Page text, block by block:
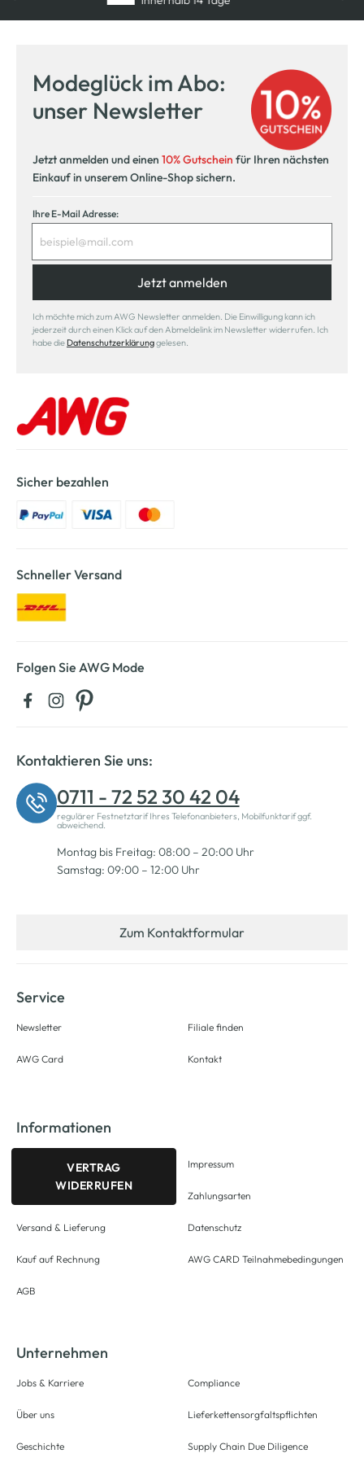
Modeglück im Abo:
unser Newsletter
Jetzt anmelden und einen 10% Gutschein für Ihren nächsten
Einkauf in unserem Online-Shop sichern.
Ihre E-Mail Adresse:
Jetzt anmelden
Ich möchte mich zum AWG Newsletter anmelden. Die Einwilligung kann ich
jederzeit durch einen Klick auf den Abmeldelink im Newsletter widerrufen. Ich
habe die Datenschutzerklärunggelesen.
Sicher bezahlen
Schneller Versand
Folgen Sie AWG Mode
Kontaktieren Sie uns:
0711 - 72 52 30 42 04
regulärer Festnetztarif Ihres Telefonanbieters, Mobilfunktarif ggf.
abweichend.
Montag bis Freitag: 08:00 – 20:00 Uhr
Samstag: 09:00 – 12:00 Uhr
Zum Kontaktformular
Service
Newsletter
AWG Card
Filiale finden
Kontakt
Informationen
VERTRAG
WIDERRUFEN
Versand & Lieferung
Kauf auf Rechnung
AGB
Impressum
Zahlungsarten
Datenschutz
AWG CARD Teilnahmebedingungen
Unternehmen
Jobs & Karriere
Über uns
Geschichte
Compliance
Lieferkettensorgfaltspflichten
Supply Chain Due Diligence